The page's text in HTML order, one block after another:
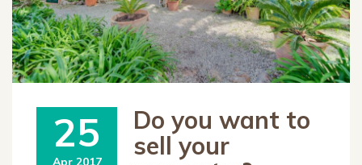
25
Apr 2017
Do you want to
sell your